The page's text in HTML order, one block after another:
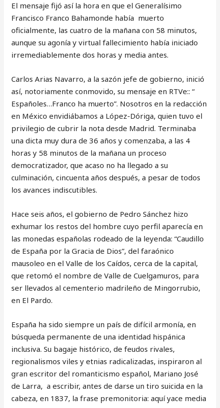
El mensaje fijó así la hora en que el Generalísimo
Francisco Franco Bahamonde había muerto
oficialmente, las cuatro de la mañana con 58 minutos,
aunque su agonía y virtual fallecimiento había iniciado
irremediablemente dos horas y media antes.
Carlos Arias Navarro, a la sazón jefe de gobierno, inició
así, notoriamente conmovido, su mensaje en RTVe:: “
Españoles…Franco ha muerto”. Nosotros en la redacción
en México envidiábamos a López-Dóriga, quien tuvo el
privilegio de cubrir la nota desde Madrid. Terminaba
una dicta muy dura de 36 años y comenzaba, a las 4
horas y 58 minutos de la mañana un proceso
democratizador, que acaso no ha llegado a su
culminación, cincuenta años después, a pesar de todos
los avances indiscutibles.
Hace seis años, el gobierno de Pedro Sánchez hizo
exhumar los restos del hombre cuyo perfil aparecía en
las monedas españolas rodeado de la leyenda: “Caudillo
de España por la Gracia de Dios”, del faraónico
mausoleo en el Valle de los Caídos, cerca de la capital,
que retomó el nombre de Valle de Cuelgamuros, para
ser llevados al cementerio madrileño de Mingorrubio,
en El Pardo.
España ha sido siempre un país de difícil armonía, en
búsqueda permanente de una identidad hispánica
inclusiva. Su bagaje histórico, de feudos rivales,
regionalismos viles y etnias radicalizadas, inspiraron al
gran escritor del romanticismo español, Mariano José
de Larra, a escribir, antes de darse un tiro suicida en la
cabeza, en 1837, la frase premonitoria: aquí yace media